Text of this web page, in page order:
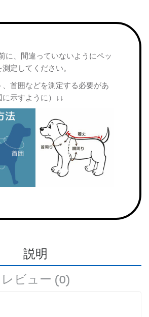
に、間違っていないようにペッ
定してください。
首囲などを測定する必要があ
示すように）↓↓
説明
レビュー (0)